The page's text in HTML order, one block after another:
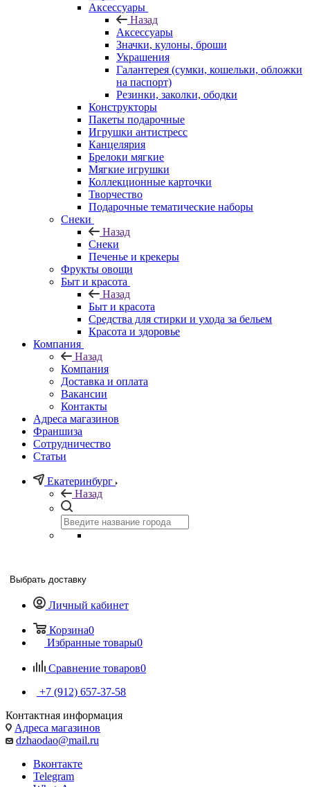
Аксессуары
Назад
Аксессуары
Значки, кулоны, броши
Украшения
Галантерея (сумки, кошельки, обложки
на паспорт)
Резинки, заколки, ободки
Конструкторы
Пакеты подарочные
Игрушки антистресс
Канцелярия
Брелоки мягкие
Мягкие игрушки
Коллекционные карточки
Творчество
Подарочные тематические наборы
Снеки
Назад
Снеки
Печенье и крекеры
Фрукты овощи
Быт и красота
Назад
Быт и красота
Средства для стирки и ухода за бельем
Красота и здоровье
Компания
Назад
Компания
Доставка и оплата
Вакансии
Контакты
Адреса магазинов
Франшиза
Сотрудничество
Статьи
Екатеринбург
Назад
Выбрать доставку
Личный кабинет
Корзина0
Избранные товары0
Сравнение товаров0
+7 (912) 657-37-58
Контактная информация
Адреса магазинов
dzhaodao@mail.ru
Вконтакте
Telegram